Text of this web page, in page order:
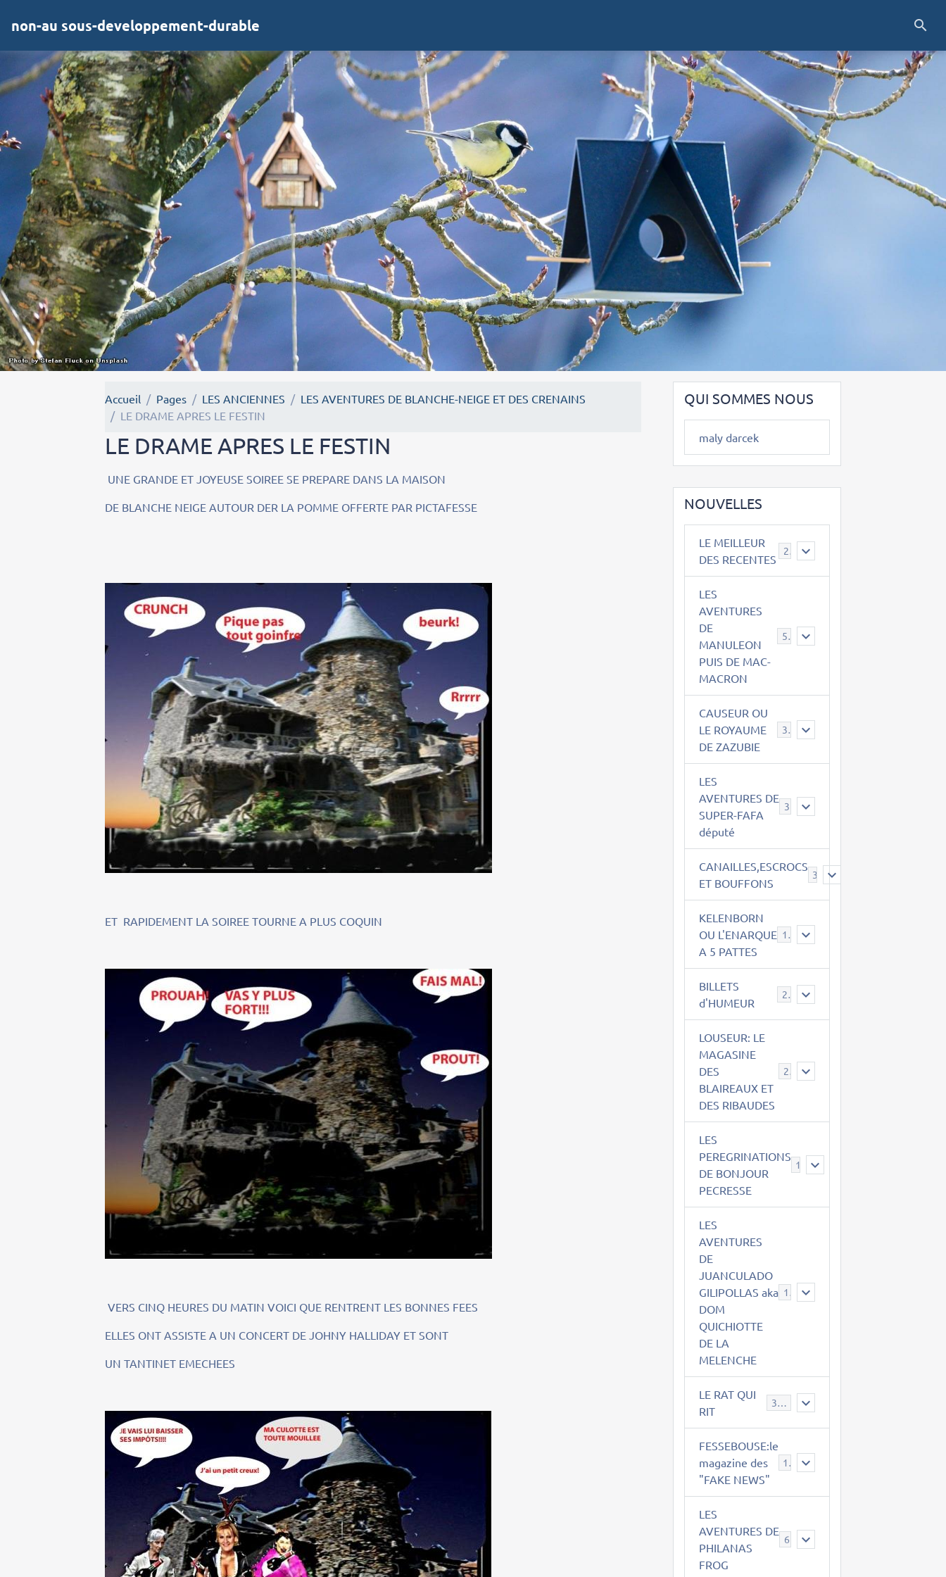
non-au sous-developpement-durable
Accueil Pages LES ANCIENNES
LES AVENTURES DE BLANCHE-NEIGE ET DES CRENAINS
LE DRAME APRES LE FESTIN
LE DRAME APRES LE FESTIN
UNE GRANDE ET JOYEUSE SOIREE SE PREPARE DANS LA MAISON
DE BLANCHE NEIGE AUTOUR DER LA POMME OFFERTE PAR PICTAFESSE
ET RAPIDEMENT LA SOIREE TOURNE A PLUS COQUIN
VERS CINQ HEURES DU MATIN VOICI QUE RENTRENT LES BONNES FEES
ELLES ONT ASSISTE A UN CONCERT DE JOHNY HALLIDAY ET SONT
UN TANTINET EMECHEES
QUI SOMMES NOUS
maly darcek
NOUVELLES
LE MEILLEUR
DES RECENTES
2
LES
AVENTURES
DE
MANULEON
PUIS DE MAC-
MACRON
543
CAUSEUR OU
LE ROYAUME
DE ZAZUBIE
38
LES
AVENTURES DE
SUPER-FAFA
député
CANAILLES,ESCROCS
ET BOUFFONS
385
KELENBORN
OU L'ENARQUE
A 5 PATTES
14
BILLETS
d'HUMEUR
2
LOUSEUR: LE
MAGASINE
DES
BLAIREAUX ET
DES RIBAUDES
21
LES
PEREGRINATIONS
DE BONJOUR
PECRESSE
14
LES
AVENTURES
DE
JUANCULADO
GILIPOLLAS aka
DOM
QUICHIOTTE
DE LA
MELENCHE
119
LE RAT QUI
RIT
395
FESSEBOUSE:le
magazine des
"FAKE NEWS"
19
LES
AVENTURES DE
PHILANAS
FROG